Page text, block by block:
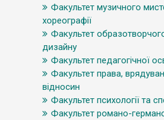
Факультет музичного
хореографії
Факультет
дизайну
Факультет педагогічної
Факультет права,
відносин
Факультет психології та
Факультет романо-